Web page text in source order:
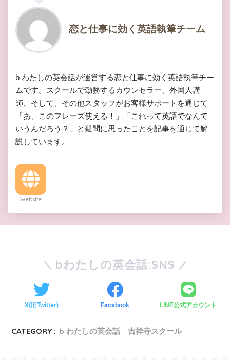
恋と仕事に効く英語執筆チーム
b わたしの英会話が運営する恋と仕事に効く英語執筆チー
ムです。スクールで勤務するカウンセラー、外国人講
師、そして、その他スタッフがお客様サポートを通じて
「あ、このフレーズ使える！」「これって英語でなんて
いうんだろう？」と疑問に思ったことを記事を通じて解
説しています。
Website
bわたしの英会話:SNS
X(旧Twitter) Facebook LINE公式アカウント
CATEGORY : b わたしの英会話 吉祥寺スクール